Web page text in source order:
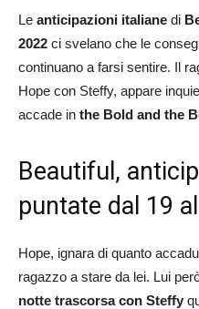
Le anticipazioni italiane di
2022 ci svelano che le
continuano a farsi sentire. Il
Hope con Steffy, appare
accade in the Bold and the
Beautiful,
puntate dal 19
Hope, ignara di quanto
ragazzo a stare da lei. Lui
notte trascorsa con Steffy